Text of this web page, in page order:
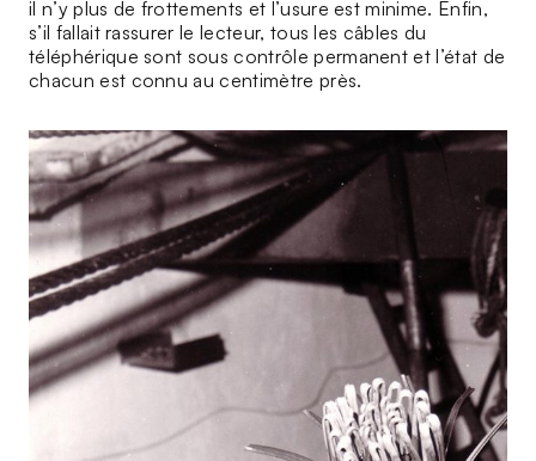
il n’y plus de frottements et l’usure est minime. Enfin,
s’il fallait rassurer le lecteur, tous les câbles du
téléphérique sont sous contrôle permanent et l’état de
chacun est connu au centimètre près.